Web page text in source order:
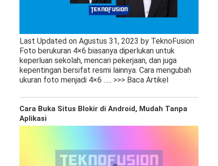
Last Updated on Agustus 31, 2023 by TeknoFusion
Foto berukuran 4×6 biasanya diperlukan untuk
keperluan sekolah, mencari pekerjaan, dan juga
kepentingan bersifat resmi lainnya. Cara mengubah
ukuran foto menjadi 4×6 ….. >>> Baca Artikel
Cara Buka Situs Blokir di Android, Mudah Tanpa
Aplikasi